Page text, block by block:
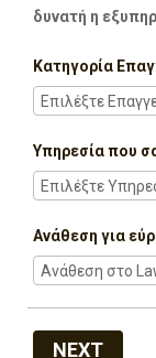
δυνατή η
Κατηγορία
Υπηρεσία που
Ανάθεση για
NEXT